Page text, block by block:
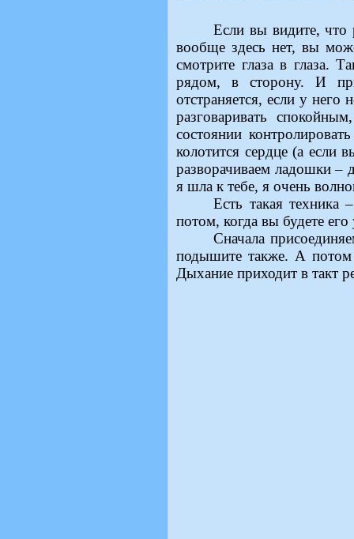
Если вы видите, что
вообще здесь нет, вы
смотрите глаза в глаза.
рядом, в сторону. И
отстраняется, если у
разговаривать
состоянии
колотится сердце (а если
разворачиваем ладошки
я шла к тебе, я очень
Есть такая техника
потом, когда вы будете его
Сначала
подышите также. А потом
Дыхание приходит в такт